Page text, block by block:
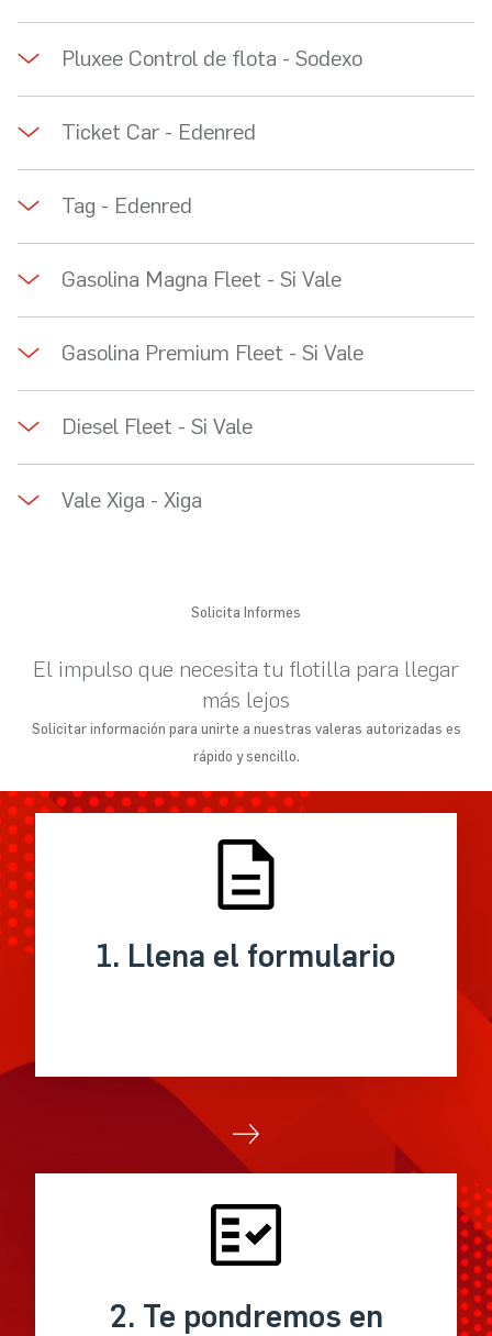
Pluxee Control de flota - Sodexo
Ticket Car - Edenred
Tag - Edenred
Gasolina Magna Fleet - Si Vale
Gasolina Premium Fleet - Si Vale
Diesel Fleet - Si Vale
Vale Xiga - Xiga
Solicita Informes
El impulso que necesita tu flotilla para llegar
más lejos
Solicitar información para unirte a nuestras valeras autorizadas es
rápido y sencillo.
1. Llena el formulario
2. Te pondremos en